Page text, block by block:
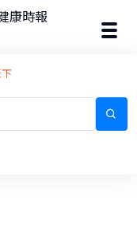
康時報